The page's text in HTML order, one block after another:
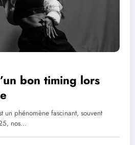
bon timing lors
un phénomène fascinant, souvent
nos…